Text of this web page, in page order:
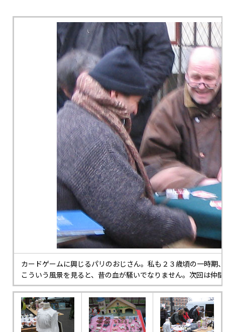
カードゲームに興じるパリのおじさん。私も２３歳頃の一時期
こういう風景を見ると、昔の血が騒いでなりません。次回は仲